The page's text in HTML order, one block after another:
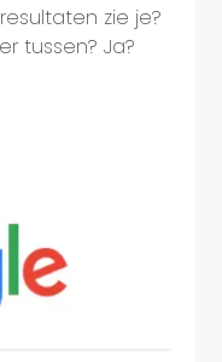
zie je?
tussen? Ja?